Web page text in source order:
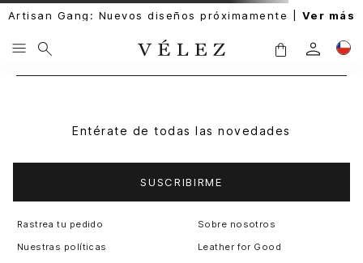
Artisan Gang: Nuevos diseños próximamente | Ver más
Entérate de todas las novedades
SUSCRIBIRME
Rastrea tu pedido
Nuestras políticas
Sobre nosotros
Leather for Good